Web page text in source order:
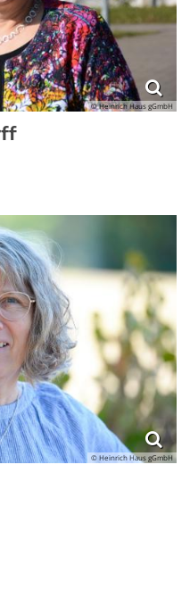
© Heinrich Haus gGmbH
© Heinrich Haus gGmbH